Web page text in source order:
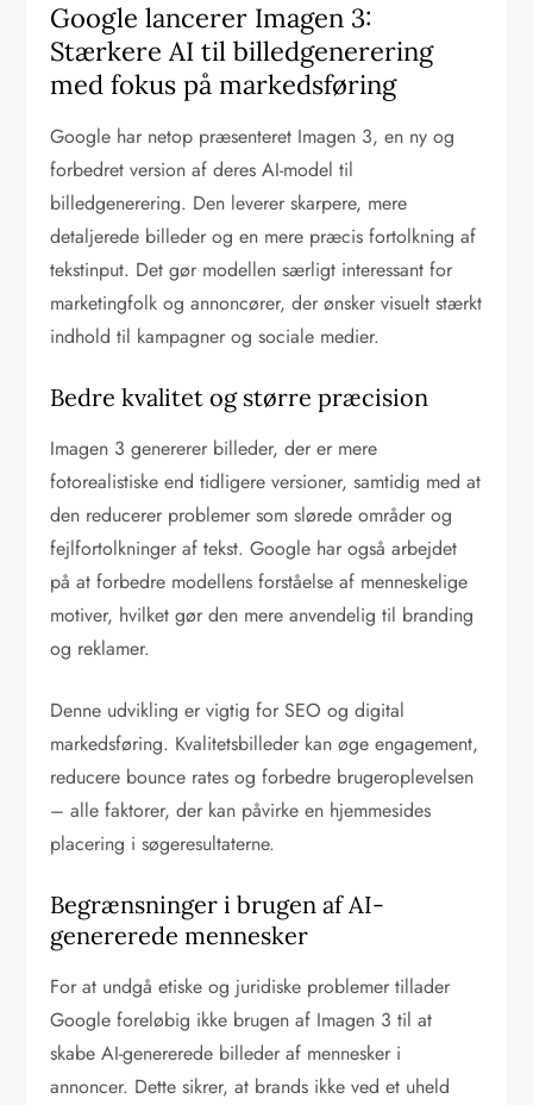
Google lancerer Imagen 3:
Stærkere AI til billedgenerering
med fokus på markedsføring
Google har netop præsenteret Imagen 3, en ny og
forbedret version af deres AI-model til
billedgenerering. Den leverer skarpere, mere
detaljerede billeder og en mere præcis fortolkning af
tekstinput. Det gør modellen særligt interessant for
marketingfolk og annoncører, der ønsker visuelt stærkt
indhold til kampagner og sociale medier.
Bedre kvalitet og større præcision
Imagen 3 genererer billeder, der er mere
fotorealistiske end tidligere versioner, samtidig med at
den reducerer problemer som slørede områder og
fejlfortolkninger af tekst. Google har også arbejdet
på at forbedre modellens forståelse af menneskelige
motiver, hvilket gør den mere anvendelig til branding
og reklamer.
Denne udvikling er vigtig for SEO og digital
markedsføring. Kvalitetsbilleder kan øge engagement,
reducere bounce rates og forbedre brugeroplevelsen
– alle faktorer, der kan påvirke en hjemmesides
placering i søgeresultaterne.
Begrænsninger i brugen af AI-
genererede mennesker
For at undgå etiske og juridiske problemer tillader
Google foreløbig ikke brugen af Imagen 3 til at
skabe AI-genererede billeder af mennesker i
annoncer. Dette sikrer, at brands ikke ved et uheld